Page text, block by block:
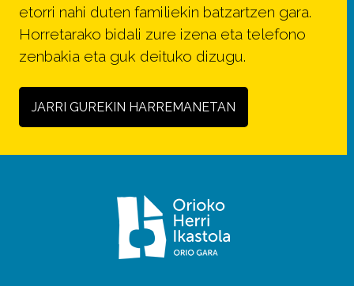
etorri nahi duten familiekin batzartzen gara.
Horretarako bidali zure izena eta telefono
zenbakia eta guk deituko dizugu.
JARRI GUREKIN HARREMANETAN